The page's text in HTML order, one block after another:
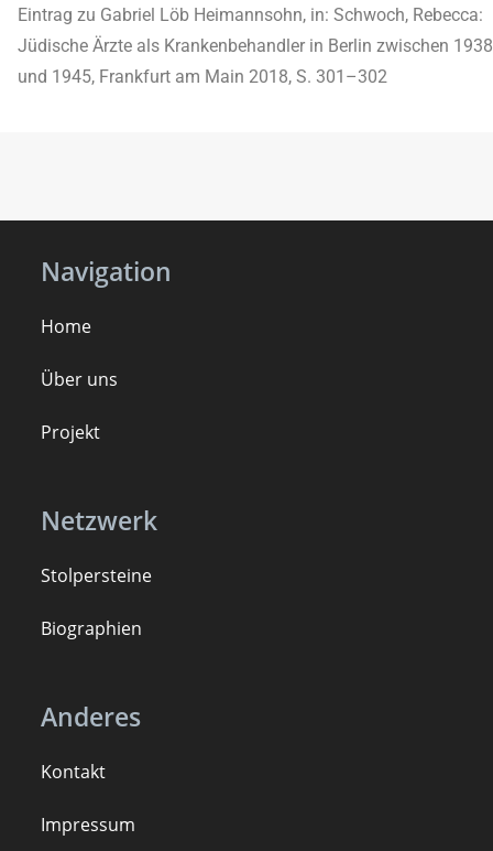
Eintrag zu Gabriel Löb Heimannsohn, in: Schwoch, Rebecca:
Jüdische Ärzte als Krankenbehandler in Berlin zwischen 1938
und 1945, Frankfurt am Main 2018, S. 301–302
Navigation
Home
Über uns
Projekt
Netzwerk
Stolpersteine
Biographien
Anderes
Kontakt
Impressum